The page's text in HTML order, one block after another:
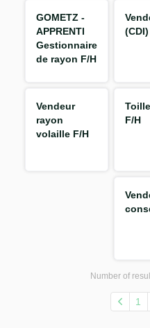
GOMETZ -
APPRENTI
Gestionnaire
de rayon F/H
Vendeur
rayon
volaille F/H
F/H
Number of
1